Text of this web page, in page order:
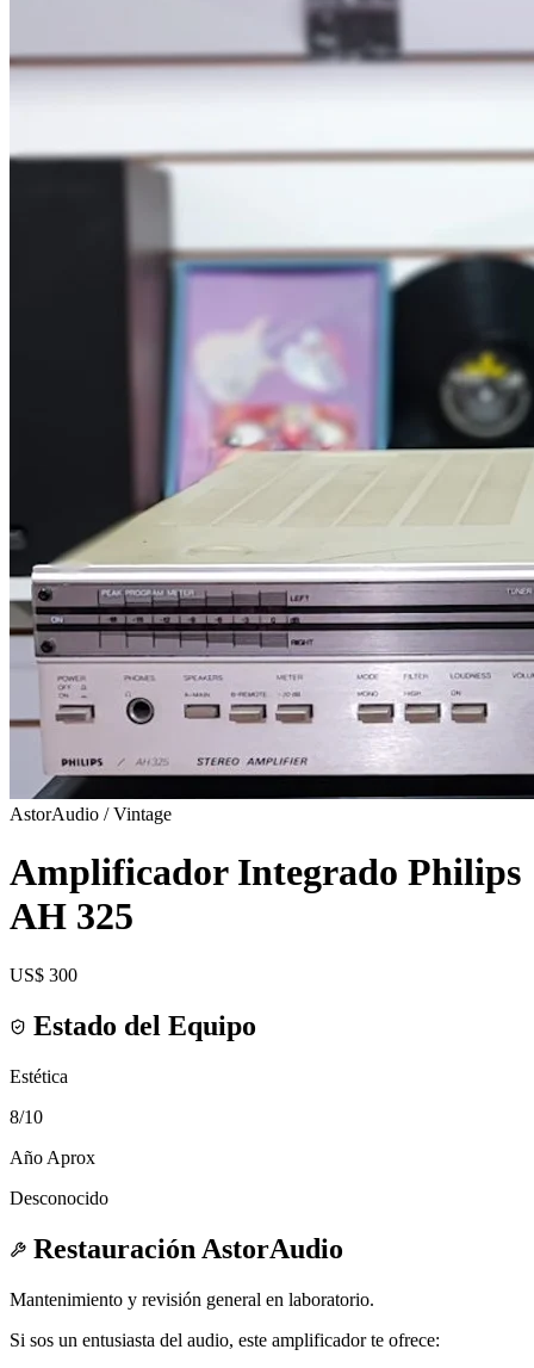
AstorAudio / Vintage
Amplificador Integrado Philips
AH 325
US$ 300
Estado del Equipo
Estética
8/10
Año Aprox
Desconocido
Restauración AstorAudio
Mantenimiento y revisión general en laboratorio.
Si sos un entusiasta del audio, este amplificador te ofrece: